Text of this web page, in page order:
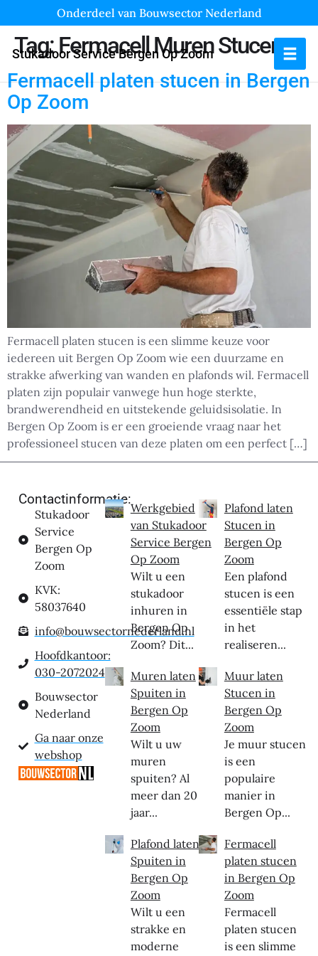
Onderdeel van Bouwsector Nederland
Stukadoor Service Bergen Op Zoom
Tag:Fermacell Muren Stucen
Fermacell platen stucen in Bergen
Op Zoom
Fermacell platen stucen is een slimme keuze voor
iedereen uit Bergen Op Zoom wie een duurzame en
strakke afwerking van wanden en plafonds wil. Fermacell
platen zijn populair vanwege hun hoge sterkte,
brandwerendheid en uitstekende geluidsisolatie. In
Bergen Op Zoom is er een groeiende vraag naar het
professioneel stucen van deze platen om een perfect […]
Contactinformatie:
Stukadoor
Service
Bergen Op
Zoom
KVK:
58037640
info@bouwsectornederland.nl
Hoofdkantoor:
030-2072024
Bouwsector
Nederland
Ga naar onze
webshop
Werkgebied
van Stukadoor
Service Bergen
Op Zoom
Wilt u een
stukadoor
inhuren in
Bergen Op
Zoom? Dit...
Muren laten
Spuiten in
Bergen Op
Zoom
Wilt u uw
muren
spuiten? Al
meer dan 20
jaar...
Plafond laten
Spuiten in
Bergen Op
Zoom
Wilt u een
strakke en
moderne
Plafond laten
Stucen in
Bergen Op
Zoom
Een plafond
stucen is een
essentiële stap
in het
realiseren...
Muur laten
Stucen in
Bergen Op
Zoom
Je muur stucen
is een
populaire
manier in
Bergen Op...
Fermacell
platen stucen
in Bergen Op
Zoom
Fermacell
platen stucen
is een slimme